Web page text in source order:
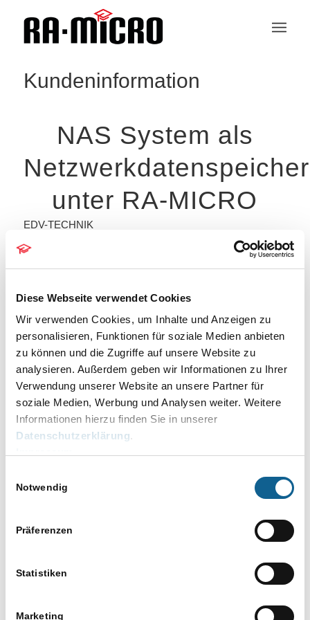
Diese Webseite verwendet Cookies
Wir verwenden Cookies, um Inhalte und Anzeigen zu
personalisieren, Funktionen für soziale Medien anbieten
zu können und die Zugriffe auf unsere Website zu
analysieren. Außerdem geben wir Informationen zu Ihrer
Verwendung unserer Website an unsere Partner für
soziale Medien, Werbung und Analysen weiter. Weitere
Informationen hierzu finden Sie in unserer
Datenschutzerklärung.
Notwendig
Präferenzen
Statistiken
Marketing
Kundeninformation
NAS System als
Netzwerkdatenspeicher
unter RA-MICRO
EDV-TECHNIK
Grundsätzlich kann der RA-MICRO
Verfügung gestellt werden, sofern die Freigabe
des NAS eine Microsoft Windows konforme
SMB-Freigabe darstellt.
Letzte Probleme, die im Zusammengang mit
einem Synology Firmware-Update standen,
hatten ihre Ursache in einem Abweichen von
diesem Standard. Eine Groß-/Kleinschreibung
von Ordnern und Dateien war möglich.
Ein weiteres Problem konnte in der
Verwendung der sogenannten „Papierkorb-
es sich um Schattenkopien von bereits
gelöschten Dateien. Mit zunehmender Zahl von
gelöschten Objekten konnte eine starke
Verlangsamung des NAS Systems (bei Buffalo)
Liste, oder eine Deaktivierung der Funktion
stellte die ursprüngliche Leistungsfähigkeit